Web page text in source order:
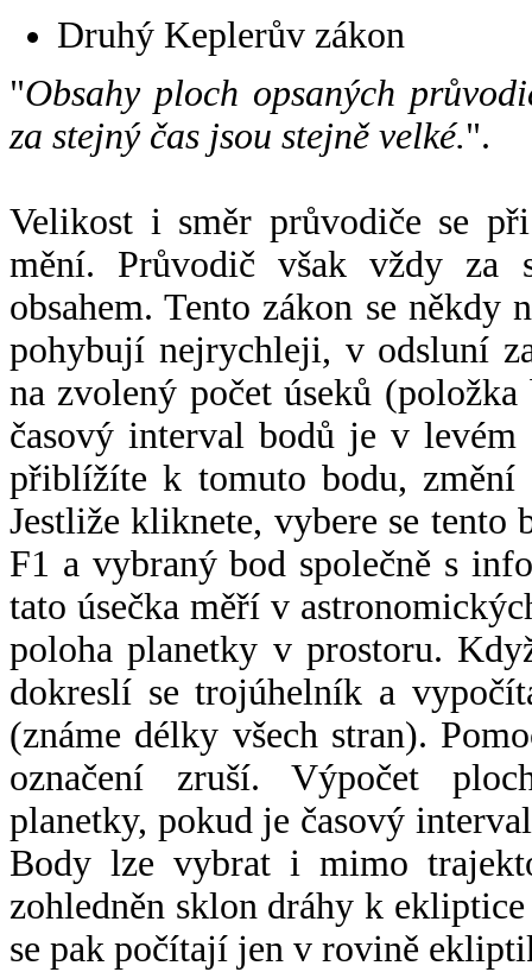
Druhý Keplerův zákon
"Obsahy ploch opsaných
za stejný čas jsou stejně velké.".
Velikost i směr průvodiče se
mění. Průvodič však vždy za
obsahem. Tento zákon se někdy
pohybují nejrychleji, v odsluní
na zvolený počet úseků
časový interval bodů je v
přiblížíte k tomuto bodu,
Jestliže kliknete, vybere se tento
F1 a vybraný bod společně s
tato úsečka měří v
poloha planetky v prostoru.
dokreslí se trojúhelník a
(známe délky všech stran).
označení zruší. Výpočet
planetky, pokud je časový
Body lze vybrat i mimo
zohledněn sklon dráhy k
se pak počítají jen v rovině